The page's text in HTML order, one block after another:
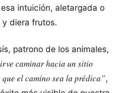
intuición, aletargada o
diera frutos.
patrono de los animales,
caminar hacia un sitio
el camino sea la prédica”,